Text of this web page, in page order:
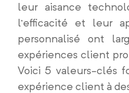
leur aisance
l’efficacité et leur
personnalisé ont
expériences client
Voici 5 valeurs-clés
expérience client à